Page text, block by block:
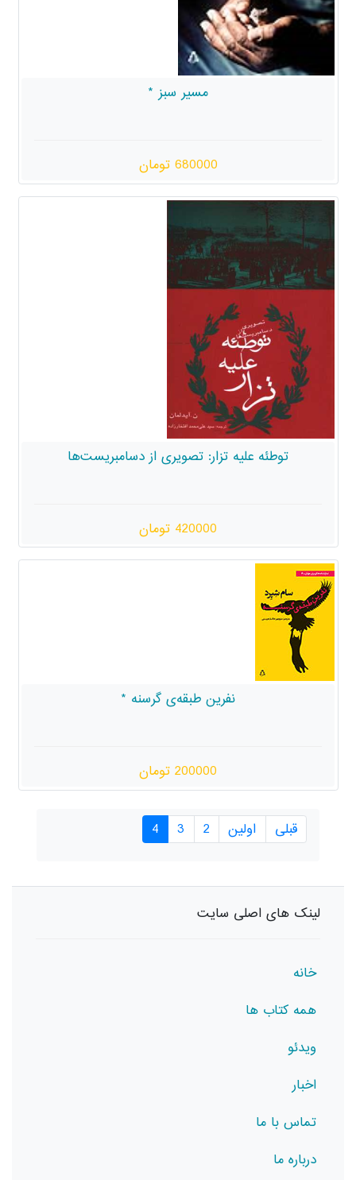
مسیر سبز *
680000 تومان
توطئه علیه تزار: تصویری از دسامبریست‌ها
420000 تومان
نفرین طبقه‌ی گرسنه *
200000 تومان
قبلی اولین 2
3
4
لینک های اصلی سایت
خانه
همه کتاب ها
ویدئو
اخبار
تماس با ما
درباره ما